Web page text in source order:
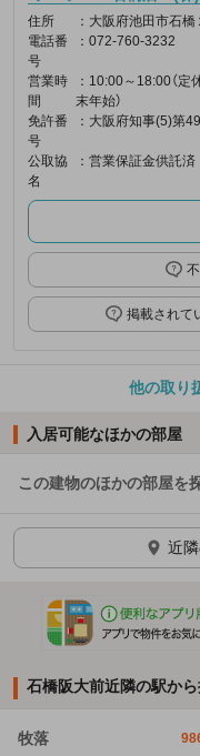
住所
：大阪府池田市石
電話番
号
：072-760-3232
営業時
間
：10:00～18:00（定
末年始）
免許番
号
：大阪府知事(5)第
公取協
名
：営業保証金供託済
掲載されて
他の取り
入居可能なほかの部屋
この建物のほかの部屋を
ほかの部屋を検索中…
近
石橋阪大前近隣の駅か
牧落